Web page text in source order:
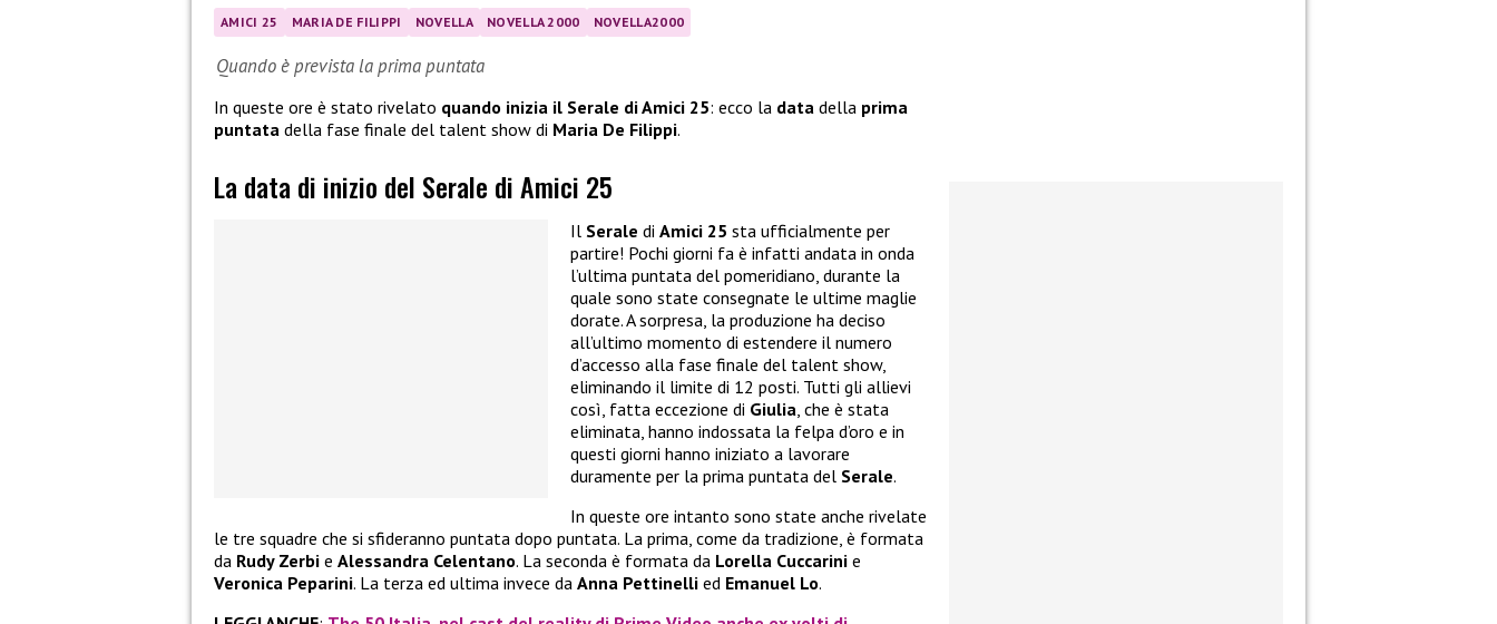
AMICI 25 MARIA DE FILIPPI NOVELLA NOVELLA 2000 NOVELLA2000
Quando è prevista la prima puntata
In queste ore è stato rivelato quando inizia il Serale di Amici 25: ecco la data della prima
puntata della fase finale del talent show di Maria De Filippi.
La data di inizio del Serale di Amici 25
Il Serale di Amici 25 sta ufficialmente per
partire! Pochi giorni fa è infatti andata in onda
l’ultima puntata del pomeridiano, durante la
quale sono state consegnate le ultime maglie
dorate. A sorpresa, la produzione ha deciso
all’ultimo momento di estendere il numero
d’accesso alla fase finale del talent show,
eliminando il limite di 12 posti. Tutti gli allievi
così, fatta eccezione di Giulia, che è stata
eliminata, hanno indossata la felpa d’oro e in
questi giorni hanno iniziato a lavorare
duramente per la prima puntata del Serale.
In queste ore intanto sono state anche rivelate
le tre squadre che si sfideranno puntata dopo puntata. La prima, come da tradizione, è formata
da Rudy Zerbi e Alessandra Celentano. La seconda è formata da Lorella Cuccarini e
Veronica Peparini. La terza ed ultima invece da Anna Pettinelli ed Emanuel Lo.